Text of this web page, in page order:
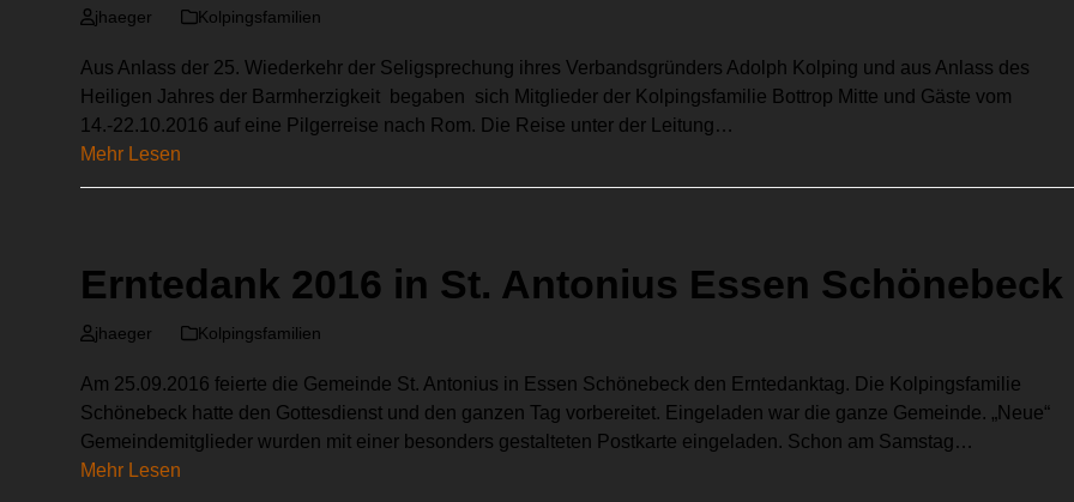
jhaeger Kolpingsfamilien
Aus Anlass der 25. Wiederkehr der Seligsprechung ihres Verbandsgründers Adolph Kolping und aus Anlass des
Heiligen Jahres der Barmherzigkeit begaben sich Mitglieder der Kolpingsfamilie Bottrop Mitte und Gäste vom
14.-22.10.2016 auf eine Pilgerreise nach Rom. Die Reise unter der Leitung…
Mehr Lesen
Erntedank 2016 in St. Antonius Essen Schönebeck
jhaeger Kolpingsfamilien
Am 25.09.2016 feierte die Gemeinde St. Antonius in Essen Schönebeck den Erntedanktag. Die Kolpingsfamilie
Schönebeck hatte den Gottesdienst und den ganzen Tag vorbereitet. Eingeladen war die ganze Gemeinde. „Neue“
Gemeindemitglieder wurden mit einer besonders gestalteten Postkarte eingeladen. Schon am Samstag…
Mehr Lesen